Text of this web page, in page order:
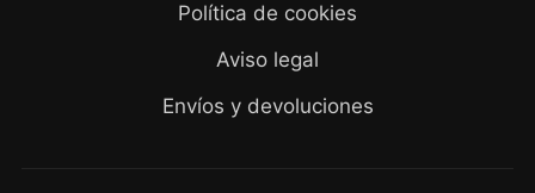
Política de cookies
Aviso legal
Envíos y devoluciones